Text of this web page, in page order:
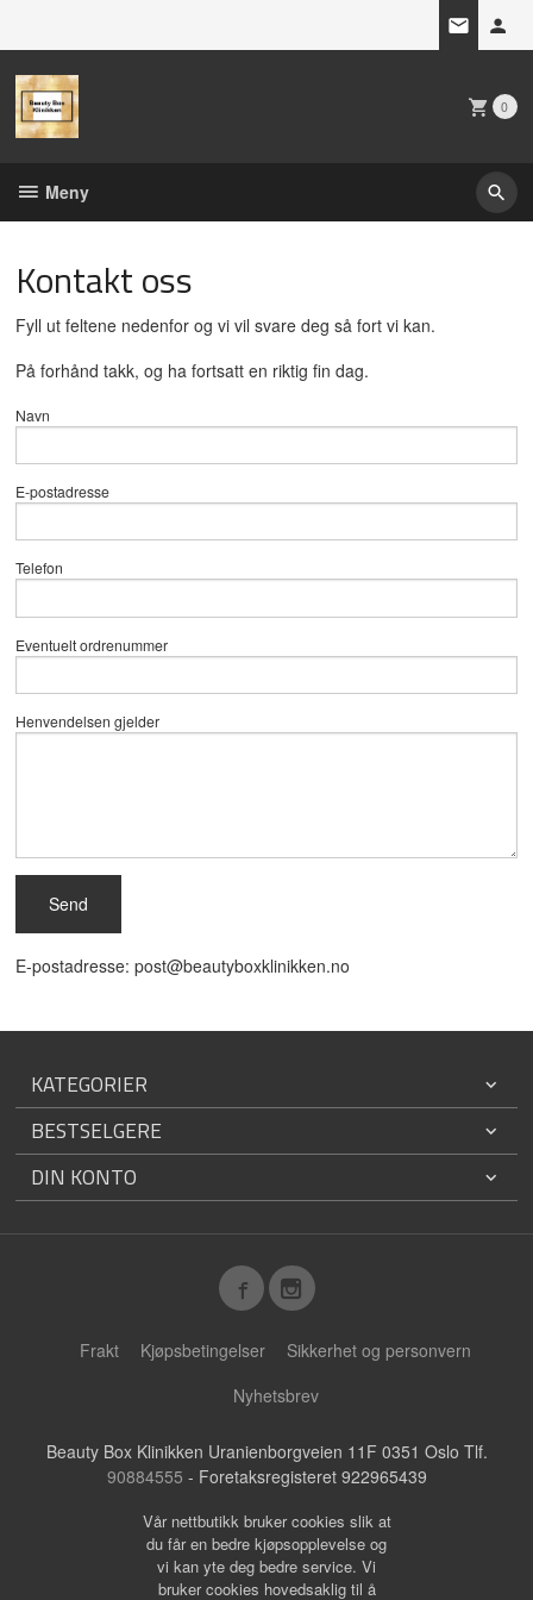
0
Meny
Kontakt oss
Fyll ut feltene nedenfor og vi vil svare deg så fort vi kan.
På forhånd takk, og ha fortsatt en riktig fin dag.
Navn
E-postadresse
Telefon
Eventuelt ordrenummer
Henvendelsen gjelder
E-postadresse: post@beautyboxklinikken.no
KATEGORIER
BESTSELGERE
DIN KONTO
Frakt Kjøpsbetingelser
Sikkerhet og personvern
Nyhetsbrev
Beauty Box Klinikken Uranienborgveien 11F 0351 Oslo Tlf.
90884555 - Foretaksregisteret 922965439
Vår nettbutikk bruker cookies slik at
du får en bedre kjøpsopplevelse og
vi kan yte deg bedre service. Vi
bruker cookies hovedsaklig til å